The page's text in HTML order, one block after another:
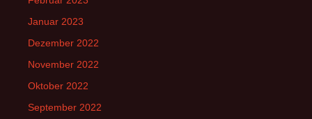
Januar 2023
Dezember 2022
November 2022
Oktober 2022
September 2022